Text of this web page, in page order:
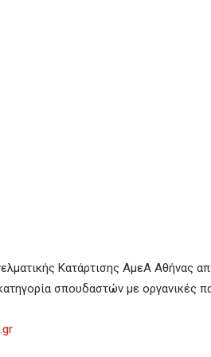
Κατάρτισης ΑμεΑ Αθήνας
σπουδαστών με οργανικές